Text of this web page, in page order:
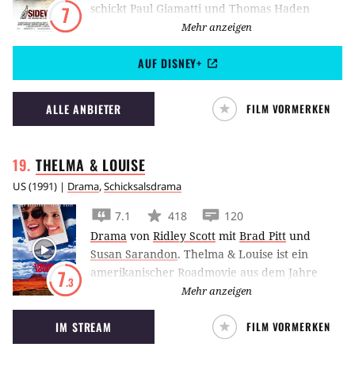
7
schickt Paul Giamatti und Thomas Haden
Church für Sideways nicht in die Wüste,
sondern in das Weinanbaugebiet von Santa
Inez Valley auf eine ungewöhnliche
Junggesellen-Verabschiedung.
Mehr anzeigen
AUF DISNEY+
ALLE ANBIETER FILM VORMERKEN
THELMA & LOUISE
US(1991) | Drama,Schicksalsdrama
7.3
7.1 418
120
Drama von Ridley Scott mit Brad Pitt und
Susan Sarandon. Thelma & Louise ist ein
amerikanischer Roadmovie aus dem Jahre
1991 über Emanzipation, Unterdrückung und
Frauenfreundschaft. Aus einer spontanen
Wochenendfahrt wird ein Abenteuer, in dem
sich die beiden engen Freundinnen mit der
Mehr anzeigen
IM STREAM FILM VORMERKEN